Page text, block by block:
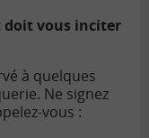
vous inciter
à quelques
Ne signez
vous :